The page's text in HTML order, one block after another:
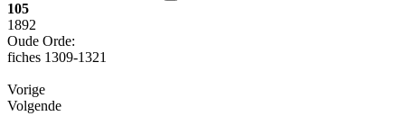
105
1892
Oude Orde:
fiches 1309-1321
Vorige
Volgende